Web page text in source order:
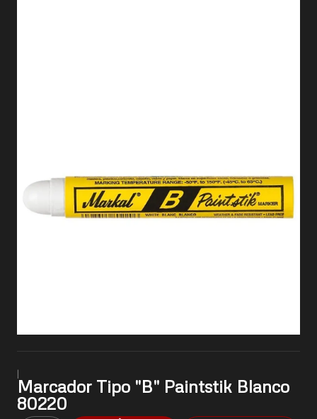
|
Marcador Tipo "B" Paintstik Blanco
80220